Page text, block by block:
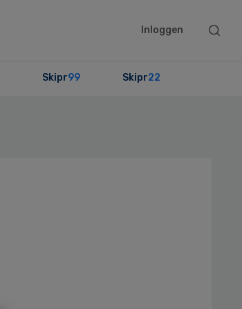
Inloggen
Search
Skipr99 Skipr22